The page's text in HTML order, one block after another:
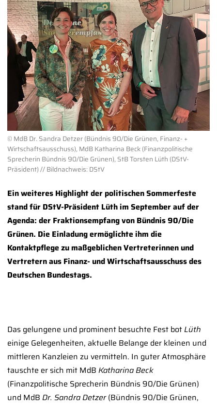
© MdB Dr. Sandra Detzer (Bündnis 90/Die Grünen, Finanz- +
Wirtschaftsausschuss), MdB Katharina Beck (Finanzpolitische
Sprecherin Bündnis 90/Die Grünen), StB Torsten Lüth (DStV-
Präsident) // Bildnachweis: DStV
Ein weiteres Highlight der politischen Sommerfeste
stand für DStV-Präsident Lüth im September auf der
Agenda: der Fraktionsempfang von Bündnis 90/Die
Grünen. Die Einladung ermöglichte ihm die
Kontaktpflege zu maßgeblichen Vertreterinnen und
Vertretern aus Finanz- und Wirtschaftsausschuss des
Deutschen Bundestags.
Das gelungene und prominent besuchte Fest botLüth
einige Gelegenheiten, aktuelle Belange der kleinen und
mittleren Kanzleien zu vermitteln. In guter Atmosphäre
tauschte er sich mit MdB Katharina Beck
(Finanzpolitische Sprecherin Bündnis 90/Die Grünen)
und MdB Dr. Sandra Detzer(Bündnis 90/Die Grünen,